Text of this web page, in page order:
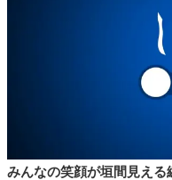
みんなの笑顔が垣間見える